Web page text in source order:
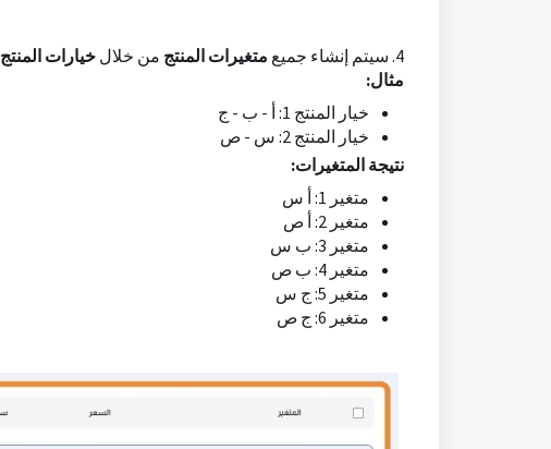
4. سيتم إنشاء جميع متغيرات المنتج من خلال خيارات المنتج
مثال:
خيار المنتج 1: أ - ب - ج
خيار المنتج 2: س - ص
نتيجة المتغيرات:
متغير 1: أ س
متغير 2: أ ص
متغير 3: ب س
متغير 4: ب ص
متغير 5: ج س
متغير 6: ج ص